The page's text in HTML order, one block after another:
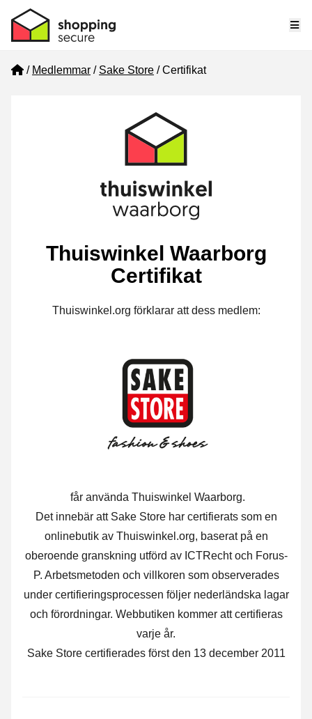
Home
Medlemmar Sake Store Certifikat
Thuiswinkel Waarborg
Certifikat
Thuiswinkel.org förklarar att dess medlem:
får använda Thuiswinkel Waarborg.
Det innebär att Sake Store har certifierats som en
onlinebutik av Thuiswinkel.org, baserat på en
oberoende granskning utförd av ICTRecht och Forus-
P. Arbetsmetoden och villkoren som observerades
under certifieringsprocessen följer nederländska lagar
och förordningar. Webbutiken kommer att certifieras
varje år.
Sake Store certifierades först den 13 december 2011